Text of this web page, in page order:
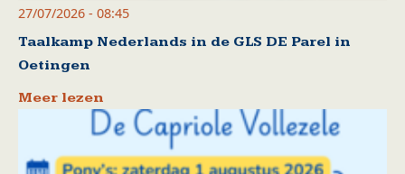
27/07/2026 - 08:45
Taalkamp Nederlands in de GLS DE Parel in
Oetingen
Meer lezen